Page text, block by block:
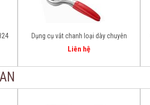
Dụng cụ vắt chanh loại dày chuyên
nghiệp
Liên hệ